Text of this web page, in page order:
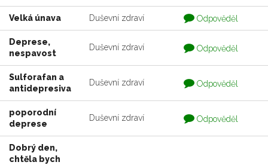
Velká únava Duševní zdraví
Otázka
je
zodpovedaná
Odpověděl
Deprese,
nespavost
Duševní zdraví
Otázka
je
zodpovedaná
Odpověděl
Sulforafan a
antidepresiva
Duševní zdraví
Otázka
je
zodpovedaná
Odpověděl
poporodní
deprese
Duševní zdraví
Otázka
je
zodpovedaná
Odpověděl
Dobrý den,
chtěla bych